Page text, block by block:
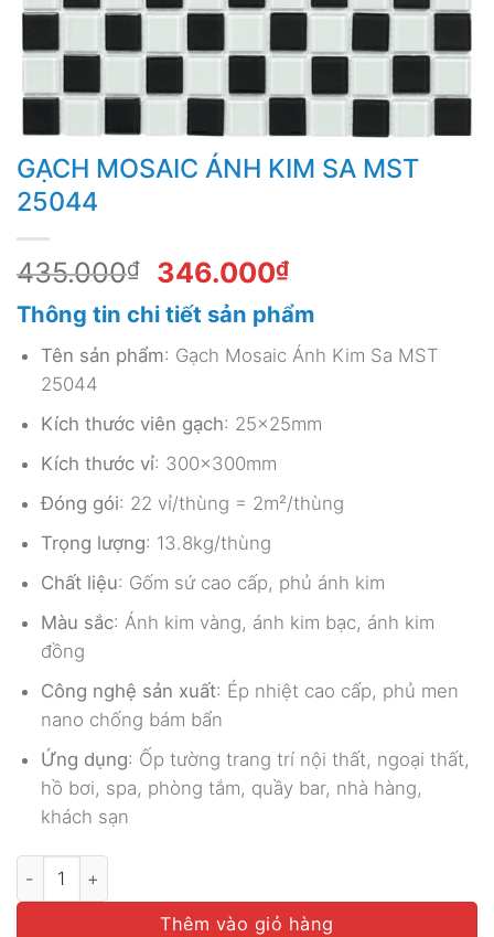
GẠCH MOSAIC ÁNH KIM SA MST
25044
435.000₫
Giá
gốc
là:
435.000₫.
346.000₫Giá
hiện
tại
là:
Thông tin chi tiết sản phẩm
Tên sản phẩm: Gạch Mosaic Ánh Kim Sa MST
25044
Kích thước viên gạch: 25x25mm
Kích thước vỉ: 300x300mm
Đóng gói: 22 vỉ/thùng = 2m²/thùng
Trọng lượng: 13.8kg/thùng
Chất liệu: Gốm sứ cao cấp, phủ ánh kim
Màu sắc: Ánh kim vàng, ánh kim bạc, ánh kim
đồng
Công nghệ sản xuất: Ép nhiệt cao cấp, phủ men
nano chống bám bẩn
Ứng dụng: Ốp tường trang trí nội thất, ngoại thất,
hồ bơi, spa, phòng tắm, quầy bar, nhà hàng,
khách sạn
GẠCH MOSAIC ÁNH KIM SA MST 25044 số lượng
Thêm vào giỏ hàng